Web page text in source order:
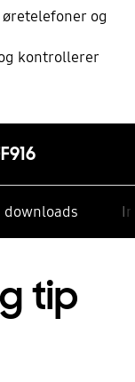
og
kontrollerer
downloads
tip